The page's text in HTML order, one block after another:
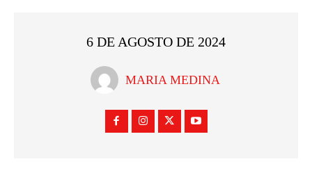
6 DE AGOSTO DE 2024
MARIA MEDINA